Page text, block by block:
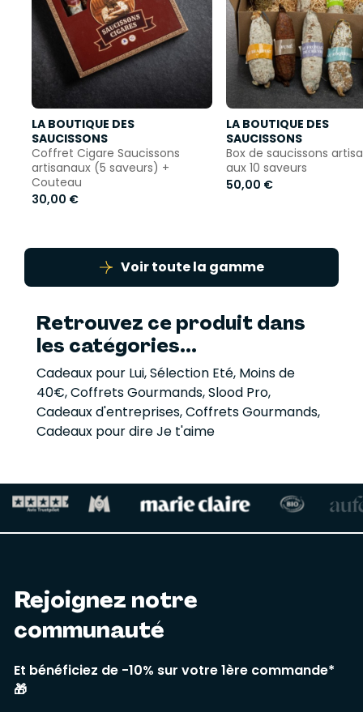
LA BOUTIQUE DES
SAUCISSONS
Coffret Cigare Saucissons
artisanaux (5 saveurs) +
Couteau
30,00 €
LA BOUTIQUE DES
SAUCISSONS
Box de saucissons
aux 10 saveurs
50,00 €
Voir toute la gamme
Retrouvez ce produit dans
les catégories...
Cadeaux pour Lui,Sélection Eté, Moins de
40€,Coffrets Gourmands,Slood Pro,
Cadeaux d'entreprises,Coffrets Gourmands,
Cadeaux pour dire Je t'aime
Rejoignez notre
communauté
Et bénéficiez de -10% sur votre 1ère commande*
🎁